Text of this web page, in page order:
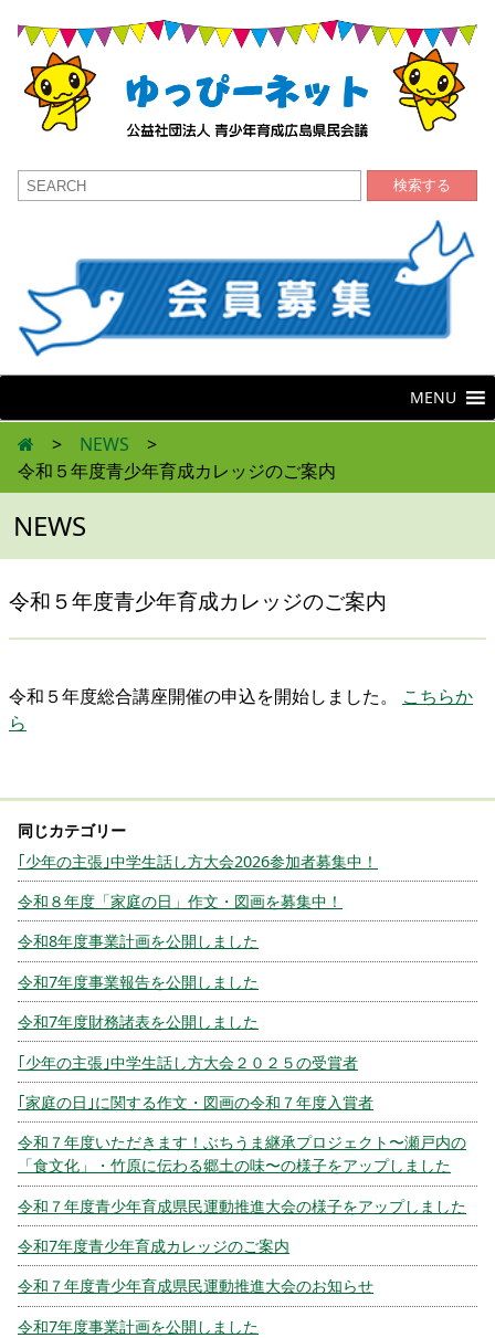
検索する
MENU
> NEWS
>
令和５年度青少年育成カレッジのご案内
NEWS
令和５年度青少年育成カレッジのご案内
令和５年度総合講座開催の申込を開始しました。 こちらか
ら
｢少年の主張｣中学生話し方大会2026参加者募集中！
令和８年度「家庭の日」作文・図画を募集中！
令和8年度事業計画を公開しました
令和7年度事業報告を公開しました
令和7年度財務諸表を公開しました
｢少年の主張｣中学生話し方大会２０２５の受賞者
｢家庭の日｣に関する作文・図画の令和７年度入賞者
令和７年度いただきます！ぶちうま継承プロジェクト〜瀬戸内の
「食文化」・竹原に伝わる郷土の味〜の様子をアップしました
令和７年度青少年育成県民運動推進大会の様子をアップしました
令和7年度青少年育成カレッジのご案内
令和７年度青少年育成県民運動推進大会のお知らせ
令和7年度事業計画を公開しました